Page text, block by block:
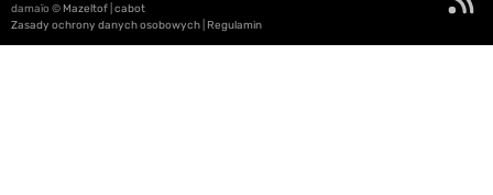
damaïo © Mazeltof cabot
Zasady ochrony danych osobowych Regulamin